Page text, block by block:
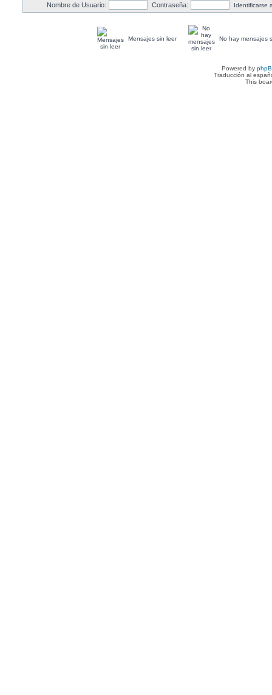
Nombre de Usuario: Contraseña: Identificarse
Mensajes sin leer No hay mensajes
Powered by
Traducción al
This